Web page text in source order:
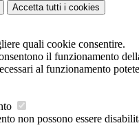
Accetta tutti i cookies
quali cookie consentire.
il funzionamento
al funzionamento
non possono essere